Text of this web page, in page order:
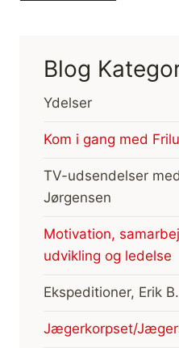
Blog
Ydelser
Kom i gang med
TV-udsendelser
Jørgensen
Motivation,
udvikling og ledelse
Ekspeditioner, Erik
Jægerkorpset/